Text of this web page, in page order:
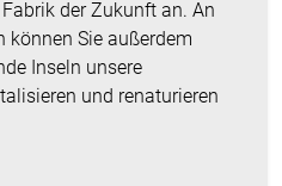
der Zukunft an. An
Sie außerdem
Inseln unsere
und renaturieren